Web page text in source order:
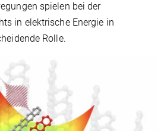
spielen bei der
in elektrische Energie in
Rolle.